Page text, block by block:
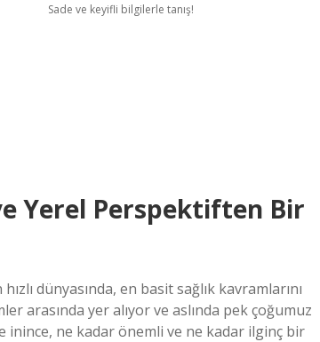
Sade ve keyifli bilgilerle tanış!
Yerel Perspektiften Bir
dünyasında, en basit sağlık kavramlarını
arasında yer alıyor ve aslında pek çoğumuz
ne kadar önemli ve ne kadar ilginç bir